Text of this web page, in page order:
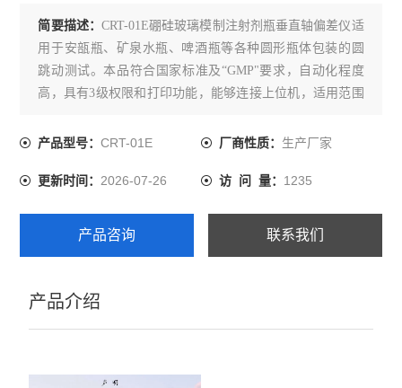
简要描述： CRT-01E硼硅玻璃模制注射剂瓶垂直轴偏差仪适
用于安瓿瓶、矿泉水瓶、啤酒瓶等各种圆形瓶体包装的圆
跳动测试。本品符合国家标准及“GMP"要求，自动化程度
高，具有3级权限和打印功能，能够连接上位机，适用范围
等企业和药品检验机构理想检测仪器。
产品型号：CRT-01E 厂商性质： 生产厂家
更新时间：2026-07-26 访 问 量： 1235
产品咨询 联系我们
产品介绍